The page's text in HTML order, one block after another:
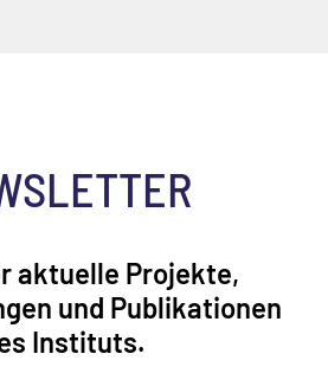
aktuelle Projekte,
und Publikationen
Instituts.